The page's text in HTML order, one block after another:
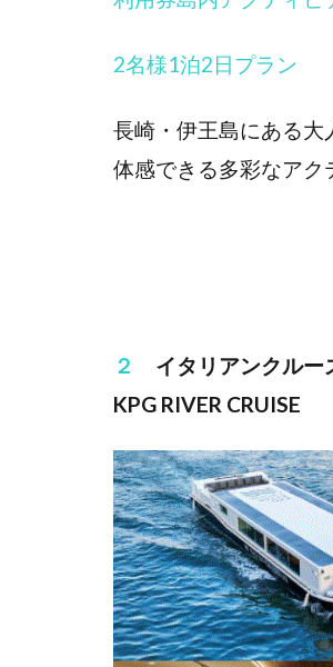
2名様1泊2日プラン
長崎・伊王島にある大
体感できる多彩なアク
２
イタリアンクルー
KPG RIVER CRUISE